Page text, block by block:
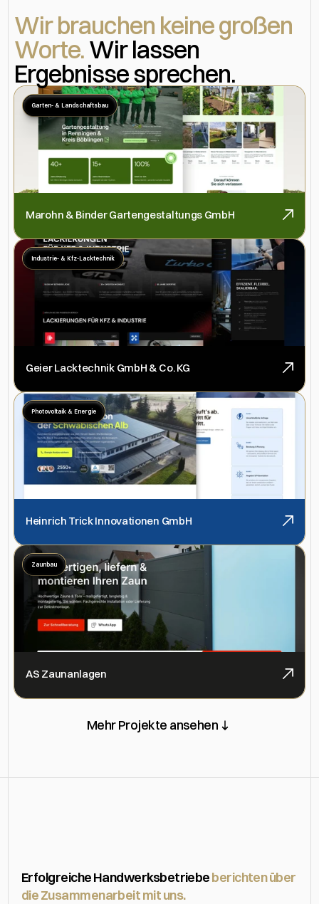
Wir brauchen keine großen
Worte.Wir lassen
Ergebnisse sprechen.
Garten- & Landschaftsbau
Marohn & Binder Gartengestaltungs GmbH
Industrie- & Kfz-Lacktechnik
Geier Lacktechnik GmbH & Co. KG
Photovoltaik & Energie
Heinrich Trick Innovationen GmbH
Zaunbau
AS Zaunanlagen
Mehr Projekte ansehen
Erfolgreiche Handwerksbetriebe berichten über
die Zusammenarbeit mit uns.